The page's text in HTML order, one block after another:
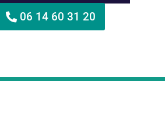
06 14 60 31 20